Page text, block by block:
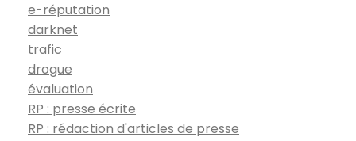
e-réputation
darknet
trafic
drogue
évaluation
RP : presse écrite
RP : rédaction d'articles de presse